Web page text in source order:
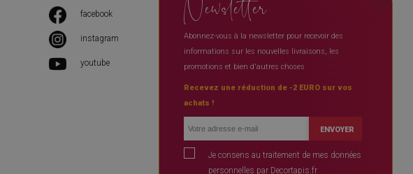
facebook
instagram
youtube
Abonnez-vous à la newsletter pour recevoir des
informations sur les nouvelles livraisons, les
promotions et bien d'autres choses
Recevez une réduction de -2 EURO sur vos
achats !
ENVOYER
Je consens au traitement de mes données
personnelles par Decortapis.fr